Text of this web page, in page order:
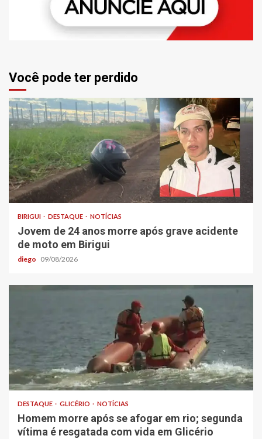
Você pode ter perdido
BIRIGUI DESTAQUE NOTÍCIAS
Jovem de 24 anos morre após grave acidente
de moto em Birigui
diego 09/08/2026
DESTAQUE GLICÉRIO NOTÍCIAS
Homem morre após se afogar em rio; segunda
vítima é resgatada com vida em Glicério